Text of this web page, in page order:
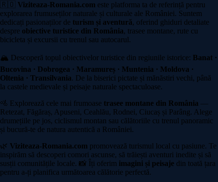
🇷🇴 Viziteaza-Romania.com este platforma ta de referință pentru
explorarea frumuseților naturale și culturale ale României. Suntem
dedicați pasionaților de turism și aventură, oferind ghiduri detaliate
despre obiective turistice din România, trasee montane, rute cu
bicicleta și excursii cu trenul sau autocarul.
🏔️ Descoperă topul obiectivelor turistice din regiunile istorice: Banat ·
Bucovina · Dobrogea · Maramureș · Muntenia · Moldova ·
Oltenia · Transilvania. De la biserici pictate și mănăstiri vechi, până
la castele medievale și peisaje naturale spectaculoase.
🚵 Explorează cele mai frumoase trasee montane din România —
Retezat, Făgăraș, Apuseni, Ceahlău, Rodnei, Ciucaș și Parâng. Alege
drumețiile pe jos, ciclismul montan sau călătoriile cu trenul panoramic
și bucură-te de natura autentică a României.
🌿 Viziteaza-Romania.com promovează turismul local cu pasiune. Te
inspirăm să descoperi comori ascunse, să trăiești aventuri inedite și să
susții comunitățile locale. 📸 Îți oferim imagini și peisaje din toată țara
pentru a-ți planifica următoarea călătorie perfectă.